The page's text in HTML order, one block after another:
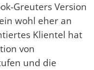
Greuters Version
wohl eher an
Klientel hat
von
und die